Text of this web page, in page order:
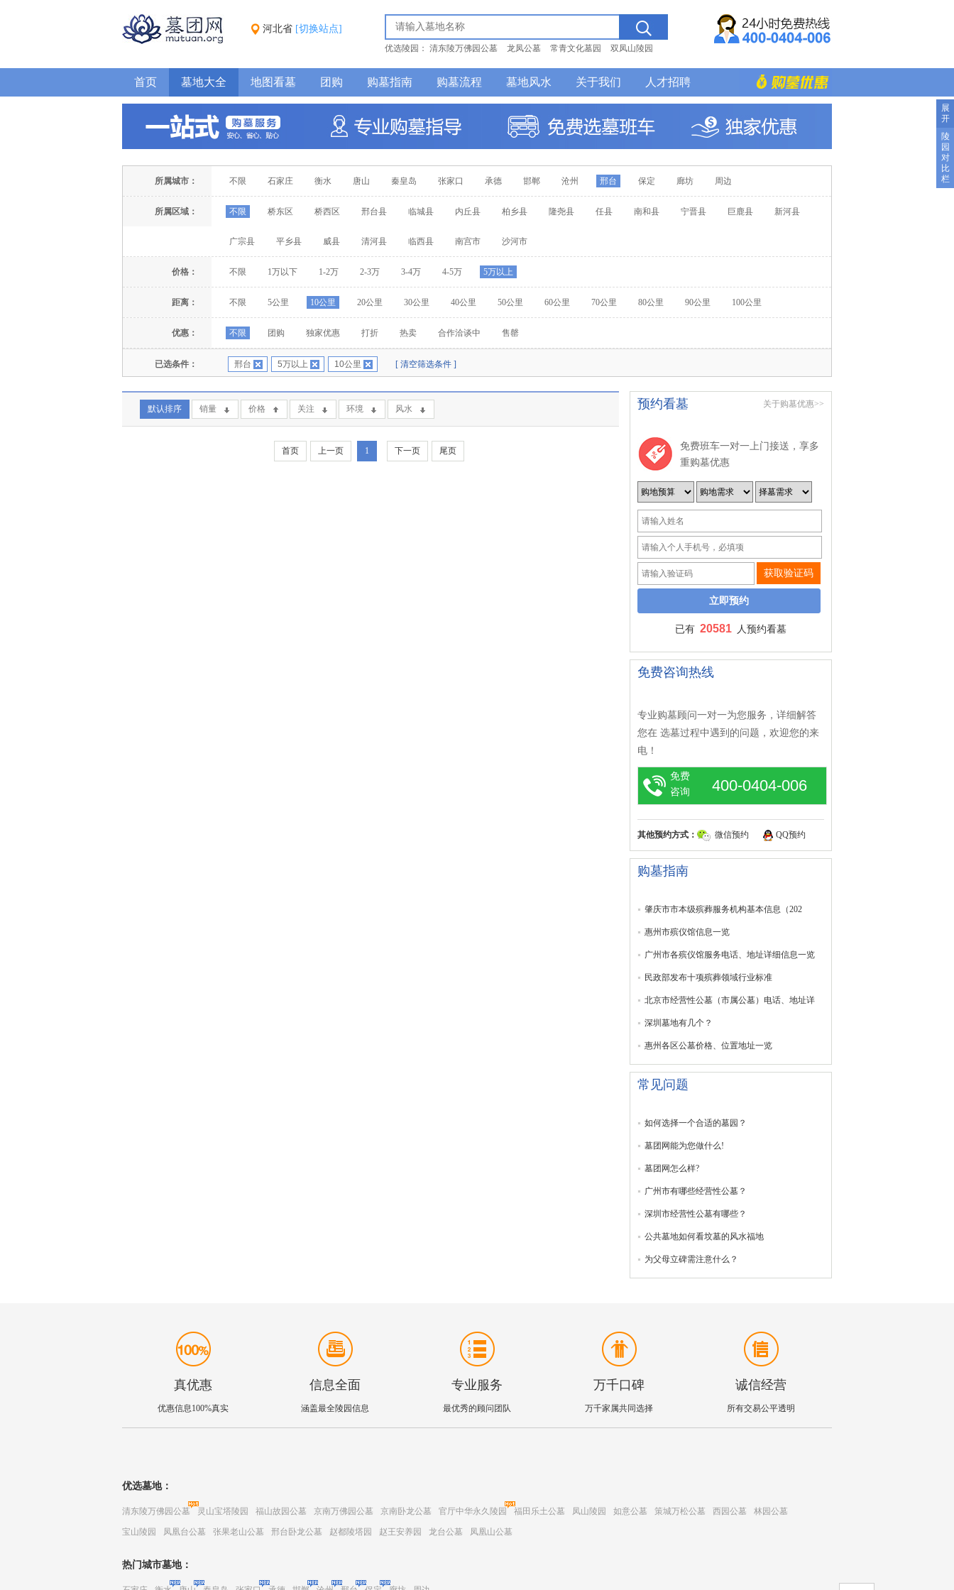
河北省 [切换站点]
优选陵园： 清东陵万佛园公墓 龙凤公墓 常青文化墓园
双凤山陵园
首页 墓地大全 地图看墓 团购 购墓指南 购墓流程 墓地风水 关于我们 人才招聘
所属城市： 不限 石家庄 衡水 唐山 秦皇岛 张家口 承德 邯郸 沧州 邢台 保定 廊坊 周边
所属区域： 不限 桥东区 桥西区 邢台县 临城县 内丘县 柏乡县 隆尧县 任县 南和县 宁晋县 巨鹿县 新河县
广宗县 平乡县 威县 清河县 临西县 南宫市 沙河市
价格： 不限 1万以下 1-2万 2-3万 3-4万 4-5万 5万以上
距离： 不限 5公里 10公里 20公里 30公里 40公里 50公里 60公里 70公里 80公里 90公里 100公里
优惠： 不限 团购 独家优惠 打折 热卖 合作洽谈中 售罄
已选条件： 邢台 5万以上 10公里 [ 清空筛选条件 ]
默认排序 销量 价格 关注 环境 风水
首页 上一页 1 下一页 尾页
预约看墓 关于购墓优惠>>
免费班车一对一上门接送，享多
重购墓优惠
获取验证码
已有 20581 人预约看墓
免费咨询热线
专业购墓顾问一对一为您服务，详细解答
您在 选墓过程中遇到的问题，欢迎您的来
电！
免费
咨询
400-0404-006
其他预约方式： 微信预约 QQ预约
购墓指南
肇庆市市本级殡葬服务机构基本信息（202
惠州市殡仪馆信息一览
广州市各殡仪馆服务电话、地址详细信息一览
民政部发布十项殡葬领域行业标准
北京市经营性公墓（市属公墓）电话、地址详
深圳墓地有几个？
惠州各区公墓价格、位置地址一览
常见问题
如何选择一个合适的墓园？
墓团网能为您做什么!
墓团网怎么样?
广州市有哪些经营性公墓？
深圳市经营性公墓有哪些？
公共墓地如何看坟墓的风水福地
为父母立碑需注意什么？
真优惠
优惠信息100%真实
信息全面
涵盖最全陵园信息
专业服务
最优秀的顾问团队
万千口碑
万千家属共同选择
诚信经营
所有交易公平透明
优选墓地：
清东陵万佛园公墓 灵山宝塔陵园 福山故园公墓 京南万佛园公墓 京南卧龙公墓 官厅中华永久陵园 福田乐土公墓 凤山陵园 如意公墓 策城万松公墓 西园公墓 林园公墓
宝山陵园 凤凰台公墓 张果老山公墓 邢台卧龙公墓 赵都陵塔园 赵王安养园 龙台公墓 凤凰山公墓
热门城市墓地：
展
开
陵
园
对
比
栏